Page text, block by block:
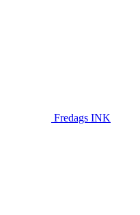
Fredags INK